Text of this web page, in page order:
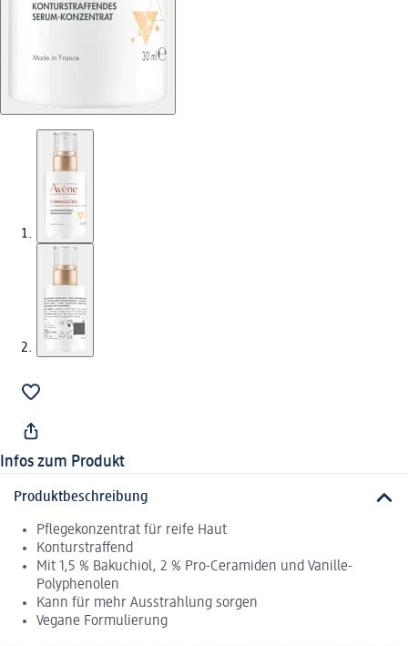
Infos zum Produkt
Produktbeschreibung
Pflegekonzentrat für reife Haut
Konturstraffend
Mit 1,5 % Bakuchiol, 2 % Pro-Ceramiden und Vanille-
Polyphenolen
Kann für mehr Ausstrahlung sorgen
Vegane Formulierung